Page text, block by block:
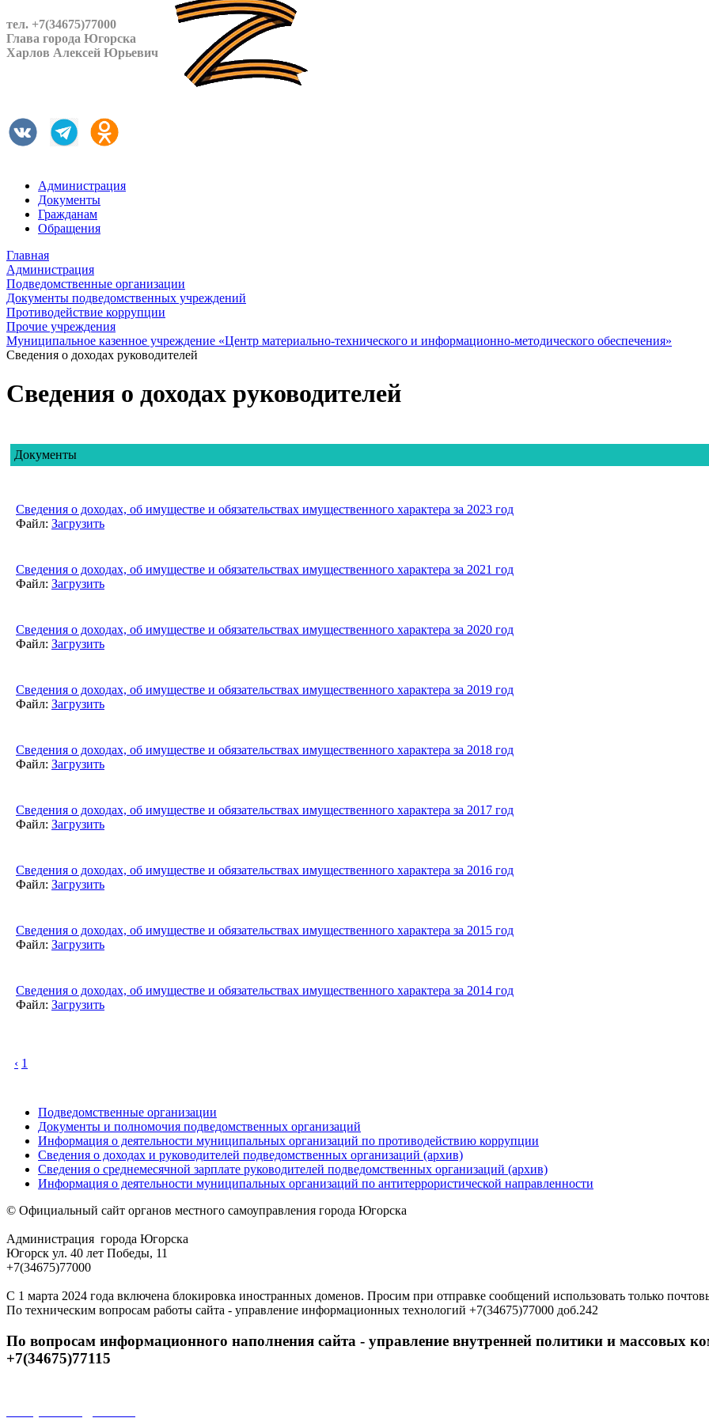
тел. +7(34675)77000
Глава города Югорска
Харлов Алексей Юрьевич
Администрация
Документы
Гражданам
Обращения
Главная
Администрация
Подведомственные организации
Документы подведомственных учреждений
Противодействие коррупции
Прочие учреждения
Муниципальное казенное учреждение «Центр материально-технического и информационно-методического обеспечения»
Сведения о доходах руководителей
Сведения о доходах руководителей
Документы
Сведения о доходах, об имуществе и обязательствах имущественного характера за 2023 год
Файл: Загрузить
Сведения о доходах, об имуществе и обязательствах имущественного характера за 2021 год
Файл: Загрузить
Сведения о доходах, об имуществе и обязательствах имущественного характера за 2020 год
Файл: Загрузить
Сведения о доходах, об имуществе и обязательствах имущественного характера за 2019 год
Файл: Загрузить
Сведения о доходах, об имуществе и обязательствах имущественного характера за 2018 год
Файл: Загрузить
Сведения о доходах, об имуществе и обязательствах имущественного характера за 2017 год
Файл: Загрузить
Сведения о доходах, об имуществе и обязательствах имущественного характера за 2016 год
Файл: Загрузить
Сведения о доходах, об имуществе и обязательствах имущественного характера за 2015 год
Файл: Загрузить
Сведения о доходах, об имуществе и обязательствах имущественного характера за 2014 год
Файл: Загрузить
‹ 1
Подведомственные организации
Документы и полномочия подведомственных организаций
Информация о деятельности муниципальных организаций по противодействию коррупции
Сведения о доходах и руководителей подведомственных организаций (архив)
Сведения о среднемесячной зарплате руководителей подведомственных организаций (архив)
Информация о деятельности муниципальных организаций по антитеррористической направленности
© Официальный сайт органов местного самоуправления города Югорска
Администрация города Югорска
Югорск ул. 40 лет Победы, 11
+7(34675)77000
С 1 марта 2024 года включена блокировка иностранных доменов. Просим при отправке сообщений использовать только
По техническим вопросам работы сайта - управление информационных технологий +7(34675)77000 доб.242
По вопросам информационного наполнения сайта - управление внутренней политики и массовых
+7(34675)77115